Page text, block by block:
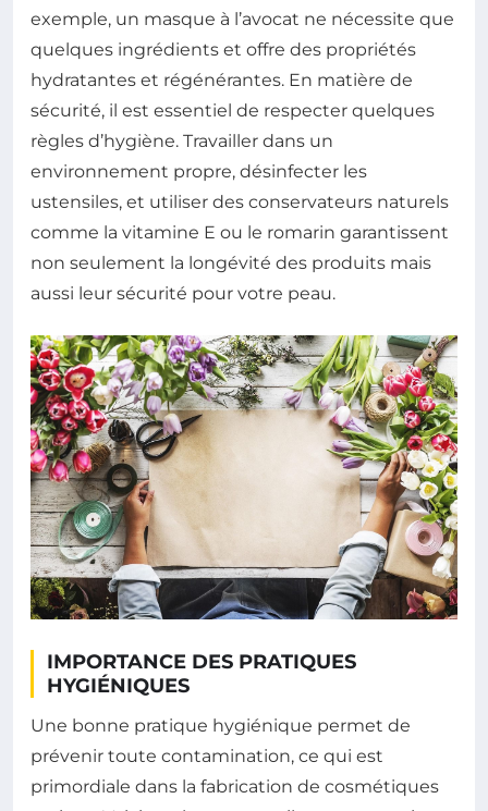
exemple, un masque à l’avocat ne nécessite que
quelques ingrédients et offre des propriétés
hydratantes et régénérantes. En matière de
sécurité, il est essentiel de respecter quelques
règles d’hygiène. Travailler dans un
environnement propre, désinfecter les
ustensiles, et utiliser des conservateurs naturels
comme la vitamine E ou le romarin garantissent
non seulement la longévité des produits mais
aussi leur sécurité pour votre peau.
IMPORTANCE DES PRATIQUES
HYGIÉNIQUES
Une bonne pratique hygiénique permet de
prévenir toute contamination, ce qui est
primordiale dans la fabrication de cosmétiques